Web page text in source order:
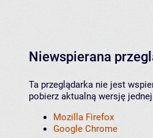
Niewspierana
Ta przeglądarka nie jest
pobierz aktualną wersję
Mozilla Firefox
Google Chrome